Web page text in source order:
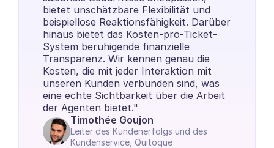
bietet unschätzbare Flexibilität und
beispiellose Reaktionsfähigkeit. Darüber
hinaus bietet das Kosten-pro-Ticket-
System beruhigende finanzielle
Transparenz. Wir kennen genau die
Kosten, die mit jeder Interaktion mit
unseren Kunden verbunden sind, was
eine echte Sichtbarkeit über die Arbeit
der Agenten bietet."
Timothée Goujon
Leiter des Kundenerfolgs und des
Kundenservice, Quitoque